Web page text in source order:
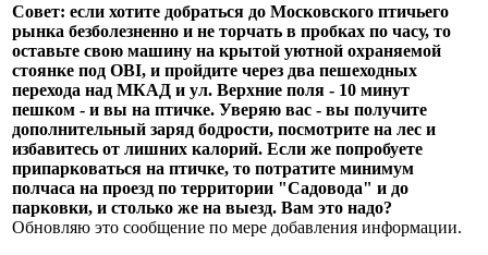
Совет: если хотите добраться до Московского птичьего
рынка безболезненно и не торчать в пробках по часу, то
оставьте свою машину на крытой уютной охраняемой
стоянке под OBI, и пройдите через два пешеходных
перехода над МКАД и ул. Верхние поля - 10 минут
пешком - и вы на птичке. Уверяю вас - вы получите
дополнительный заряд бодрости, посмотрите на лес и
избавитесь от лишних калорий. Если же попробуете
припарковаться на птичке, то потратите минимум
полчаса на проезд по территории "Садовода" и до
парковки, и столько же на выезд. Вам это надо?
Обновляю это сообщение по мере добавления информации.